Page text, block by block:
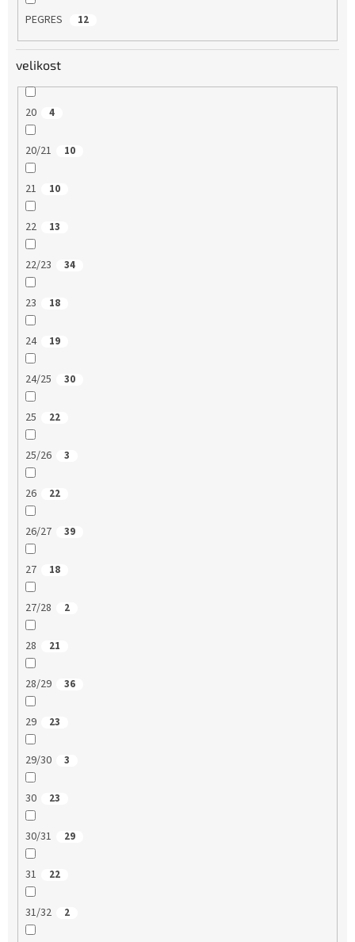
PEGRES 12
velikost
20 4
20/21 10
21 10
22 13
22/23 34
23 18
24 19
24/25 30
25 22
25/26 3
26 22
26/27 39
27 18
27/28 2
28 21
28/29 36
29 23
29/30 3
30 23
30/31 29
31 22
31/32 2